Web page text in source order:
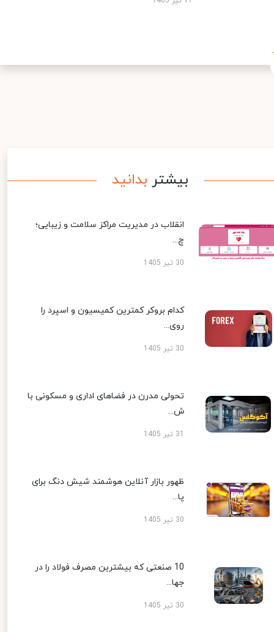
بیشتر بدانید
انقلاب در مدیریت مراکز سلامت و زیبایی؛
چ...
30 تیر 1405
کدام بروکر کمترین کمیسیون و اسپرد را
روی...
30 تیر 1405
تحولی مدرن در فضاهای اداری و مسکونی با
ش...
ظهور بازار آنلاین هوشمند شیش دنگ برای
پا...
30 تیر 1405
10 صنعتی که بیشترین مصرف فولاد را در
جها...
30 تیر 1405